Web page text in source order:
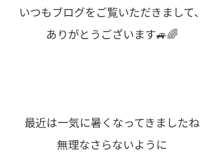
いつもブログをご覧いただきまして、
ありがとうございます🚙🌈
最近は一気に暑くなってきましたね
無理なさらないように